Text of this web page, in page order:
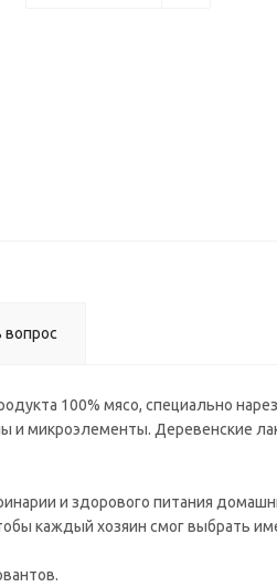
вопрос
100% мясо, специально
и микроэлементы. Деревенские
и здорового питания
каждый хозяин смог выбрать